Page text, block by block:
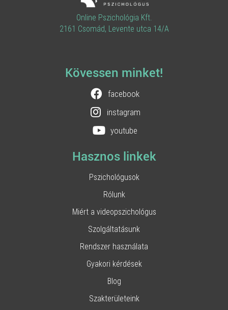
Online Pszichológia Kft.
2161 Csomád, Levente utca 14/A
Kövessen minket!
facebook
instagram
youtube
Hasznos linkek
Pszichológusok
Rólunk
Miért a videopszichológus
Szolgáltatásunk
Rendszer használata
Gyakori kérdések
Blog
Szakterületeink